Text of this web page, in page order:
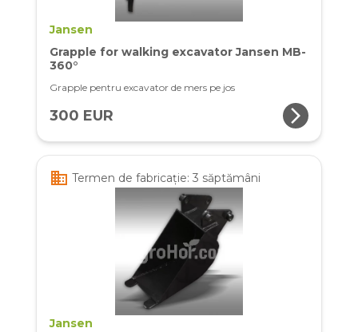
Jansen
Grapple for walking excavator Jansen MB-
360°
Grapple pentru excavator de mers pe jos
300 EUR arrow_forward_ios
business Termen de fabricație: 3 săptămâni
Jansen